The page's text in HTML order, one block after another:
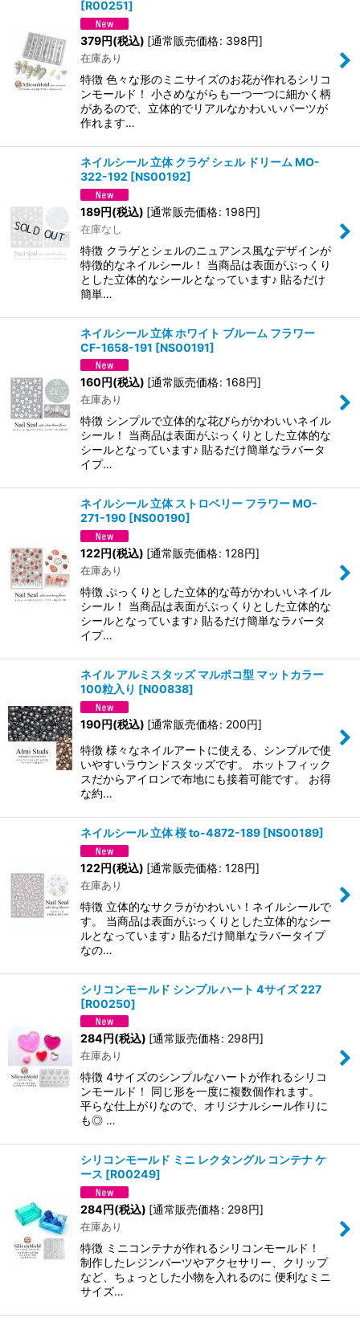
[R00251]
379円(税込) [通常販売価格: 398円]
在庫あり
特徴 色々な形のミニサイズのお花が作れるシリコ
ンモールド！ 小さめながらも一つ一つに細かく柄
があるので、立体的でリアルなかわいいパーツが
作れます…
ネイルシール 立体 クラゲ シェル ドリーム MO-
322-192 [NS00192]
189円(税込) [通常販売価格: 198円]
在庫なし
特徴 クラゲとシェルのニュアンス風なデザインが
特徴的なネイルシール！ 当商品は表面がぷっくり
とした立体的なシールとなっています♪ 貼るだけ
簡単…
ネイルシール 立体 ホワイト ブルーム フラワー
CF-1658-191 [NS00191]
160 円(税込) [通常販売価格: 168円]
在庫あり
特徴 シンプルで立体的な花びらがかわいいネイル
シール！ 当商品は表面がぷっくりとした立体的な
シールとなっています♪ 貼るだけ簡単なラバータ
イプ…
ネイルシール 立体 ストロベリー フラワー MO-
271-190 [NS00190]
122円(税込) [通常販売価格: 128円]
在庫あり
特徴 ぷっくりとした立体的な苺がかわいいネイル
シール！ 当商品は表面がぷっくりとした立体的な
シールとなっています♪ 貼るだけ簡単なラバータ
イプ…
ネイル アルミスタッズ マルポコ型 マットカラー
100粒入り [N00838]
190円(税込) [通常販売価格: 200円]
特徴 様々なネイルアートに使える、シンプルで使
いやすいラウンドスタッズです。 ホットフィック
スだからアイロンで布地にも接着可能です。 お得
な約…
ネイルシール 立体 桜 to-4872-189 [NS00189]
122円(税込) [通常販売価格: 128円]
在庫あり
特徴 立体的なサクラがかわいい！ネイルシールで
す。 当商品は表面がぷっくりとした立体的なシー
ルとなっています♪ 貼るだけ簡単なラバータイプ
なの…
シリコンモールド シンプル ハート 4サイズ 227
[R00250]
284円(税込) [通常販売価格: 298円]
在庫あり
特徴 4サイズのシンプルなハートが作れるシリコ
ンモールド！ 同じ形を一度に複数個作れます。
平らな仕上がりなので、オリジナルシール作りに
も◎ …
シリコンモールド ミニ レクタングル コンテナ ケ
ース [R00249]
284円(税込) [通常販売価格: 298円]
在庫あり
特徴 ミニコンテナが作れるシリコンモールド！
制作したレジンパーツやアクセサリー、クリップ
など、ちょっとした小物を入れるのに 便利なミニ
サイズ…